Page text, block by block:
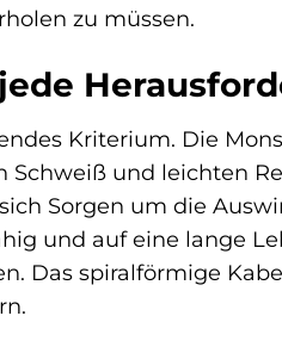
zu müssen.
Kriterium. Die
und leichten
Sorgen um die
und auf eine lange
Das spiralförmige